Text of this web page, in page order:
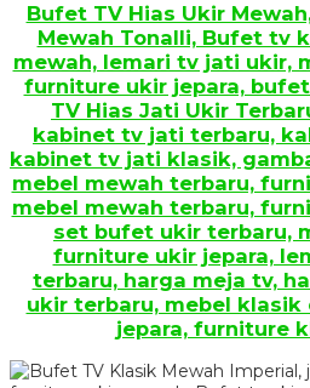
Bufet TV Hias Ukir
Mewah Tonalli, Bufet tv
mewah, lemari tv jati ukir,
furniture ukir jepara,
TV Hias Jati Ukir
kabinet tv jati terbaru,
kabinet tv jati klasik,
mebel mewah terbaru,
mebel mewah terbaru,
set bufet ukir terbaru,
furniture ukir jepara,
terbaru, harga meja tv,
ukir terbaru, mebel klasik
jepara, furniture